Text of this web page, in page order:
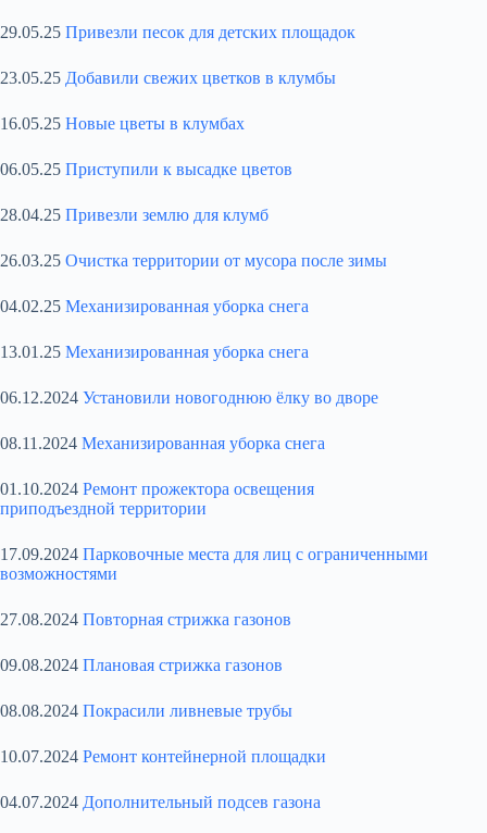
29.05.25 Привезли песок для детских площадок
23.05.25 Добавили свежих цветков в клумбы
16.05.25 Новые цветы в клумбах
06.05.25 Приступили к высадке цветов
28.04.25 Привезли землю для клумб
26.03.25 Очистка территории от мусора после зимы
04.02.25 Механизированная уборка снега
13.01.25 Механизированная уборка снега
06.12.2024 Установили новогоднюю ёлку во дворе
08.11.2024 Механизированная уборка снега
01.10.2024 Ремонт прожектора освещения
приподъездной территории
17.09.2024 Парковочные места для лиц с ограниченными
возможностями
27.08.2024 Повторная стрижка газонов
09.08.2024 Плановая стрижка газонов
08.08.2024 Покрасили ливневые трубы
10.07.2024 Ремонт контейнерной площадки
04.07.2024 Дополнительный подсев газона